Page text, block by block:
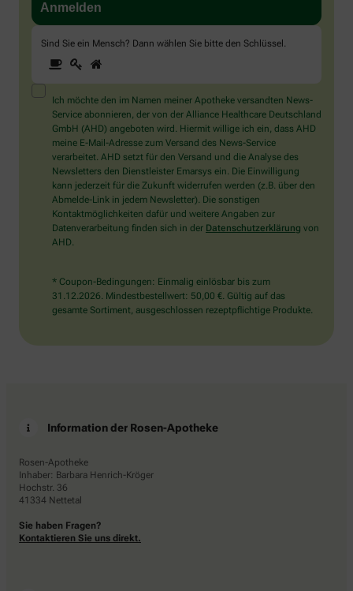
Sind Sie ein Mensch? Dann wählen Sie bitte den Schlüssel .
Sind
Sie
ein
Mensch?
Dann
wählen
Sie
bitte
den
Schlüssel.
1 2
Ich möchte den im Namen meiner Apotheke versandten News-
Service abonnieren, der von der Alliance Healthcare Deutschland
GmbH (AHD) angeboten wird. Hiermit willige ich ein, dass AHD
meine E-Mail-Adresse zum Versand des News-Service
verarbeitet. AHD setzt für den Versand und die Analyse des
Newsletters den Dienstleister Emarsys ein. Die Einwilligung
kann jederzeit für die Zukunft widerrufen werden (z.B. über den
Abmelde-Link in jedem Newsletter). Die sonstigen
Kontaktmöglichkeiten dafür und weitere Angaben zur
Datenverarbeitung finden sich in der Datenschutzerklärung von
AHD.
* Coupon-Bedingungen: Einmalig einlösbar bis zum
31.12.2026. Mindestbestellwert: 50,00 €. Gültig auf das
gesamte Sortiment, ausgeschlossen rezeptpflichtige Produkte.
Information der Rosen-Apotheke
Rosen-Apotheke
Inhaber: Barbara Henrich-Kröger
Hochstr. 36
41334 Nettetal
Sie haben Fragen?
Kontaktieren Sie uns direkt.